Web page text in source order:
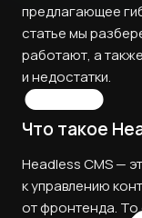
предлагающее
статье мы
работают, а
и недостатки.
Что такое
Headless CMS —
к управлению
от фронтенда. То